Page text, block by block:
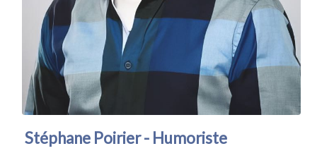
Stéphane Poirier - Humoriste